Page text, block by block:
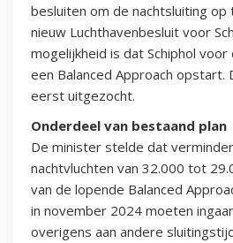
besluiten om de nachtsluiting op
nieuw Luchthavenbesluit voor
mogelijkheid is dat Schiphol
een Balanced Approach opstart.
eerst uitgezocht.
Onderdeel van bestaand plan
De minister stelde dat
nachtvluchten van 32.000 tot
van de lopende Balanced
in november 2024 moeten
overigens aan andere